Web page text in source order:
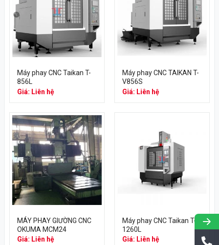
Máy phay CNC Taikan T-
856L
Giá: Liên hệ
Máy phay CNC TAIKAN T-
V856S
Giá: Liên hệ
MÁY PHAY GIƯỜNG CNC
OKUMA MCM24
Giá: Liên hệ
Máy phay CNC Taikan T-
1260L
Giá: Liên hệ